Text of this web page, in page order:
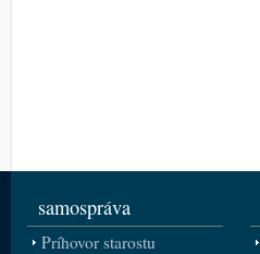
samospráva
Príhovor starostu